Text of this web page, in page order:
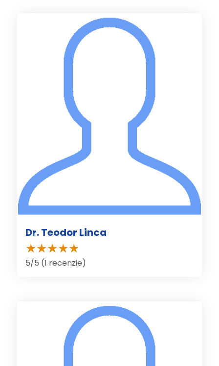
Dr. Teodor Linca
5/5 (1 recenzie)